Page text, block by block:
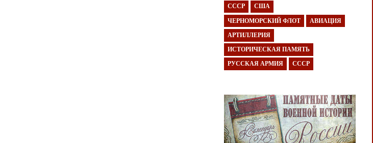
СССР США
ЧЕРНОМОРСКИЙ ФЛОТ АВИАЦИЯ
АРТИЛЛЕРИЯ
ИСТОРИЧЕСКАЯ ПАМЯТЬ
РУССКАЯ АРМИЯ СССР